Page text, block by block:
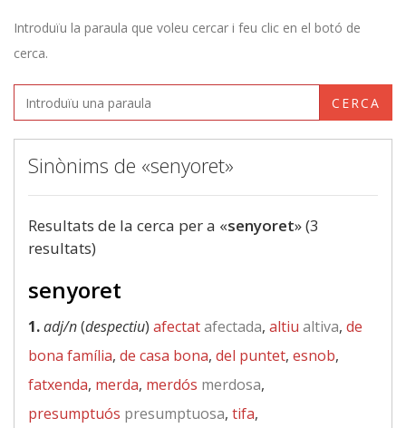
Introduïu la paraula que voleu cercar i feu clic en el botó de
cerca.
CERCA
Sinònims de «senyoret»
Resultats de la cerca per a «senyoret» (3
resultats)
senyoret
1.adj/n(despectiu) afectatafectada, altiu altiva, de
bona família, de casa bona, del puntet, esnob,
fatxenda, merda, merdós merdosa,
presumptuós presumptuosa, tifa,